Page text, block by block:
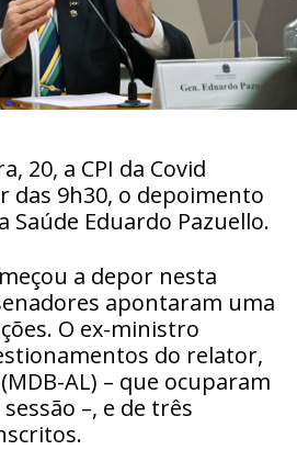
20, a CPI da Covid
das 9h30, o depoimento
Saúde Eduardo Pazuello.
a depor nesta
apontaram uma
O ex-ministro
do relator,
AL) – que ocuparam
–, e de três